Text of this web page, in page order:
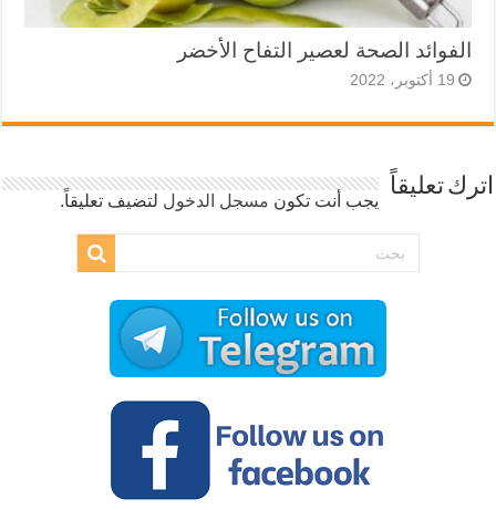
الفوائد الصحة لعصير التفاح الأخضر
19 أكتوبر، 2022
اترك تعليقاً
يجب أنت تكون مسجل الدخول لتضيف تعليقاً.